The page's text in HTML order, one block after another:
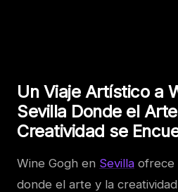
Un Viaje Artístico a
Sevilla Donde el
Creatividad se
Wine Gogh en Sevilla ofrece
donde el arte y la